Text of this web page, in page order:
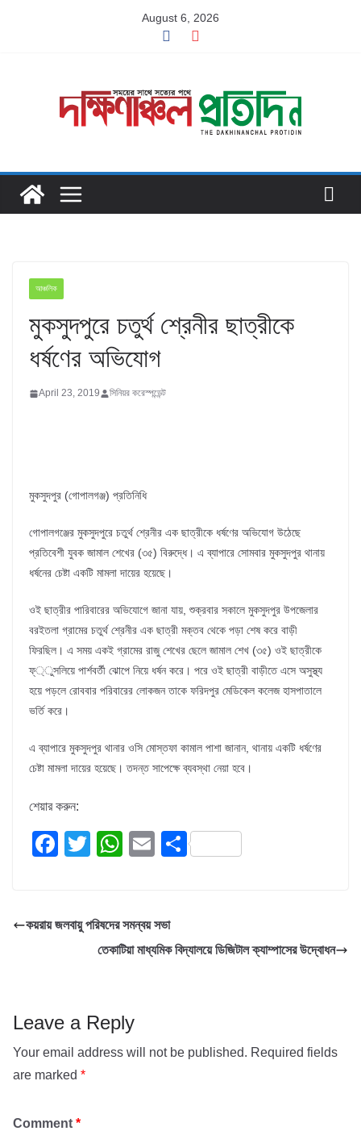
August 6, 2026
আঞ্চলিক
মুকসুদপুরে চতুর্থ শ্রেনীর ছাত্রীকে
ধর্ষণের অভিযোগ
April 23, 2019 সিনিয়র করেস্পন্ডেন্ট
মুকসুদপুর (গোপালগঞ্জ) প্রতিনিধি
গোপালগঞ্জের মুকসুদপুরে চতুর্থ শ্রেনীর এক ছাত্রীকে ধর্ষণের অভিযোগ উঠেছে
প্রতিবেশী যুবক জামাল শেখের (৩৫) বিরুদ্ধে। এ ব্যাপারে সোমবার মুকসুদপুর থানায়
ধর্ষনের চেষ্টা একটি মামলা দায়ের হয়েছে।
ওই ছাত্রীর পারিবারের অভিযোগে জানা যায়, শুক্রবার সকালে মুকসুদপুর উপজেলার
বরইতলা গ্রামের চতুর্থ শ্রেনীর এক ছাত্রী মক্তব থেকে পড়া শেষ করে বাড়ী
ফিরছিল। এ সময় একই গ্রামের রাজু শেখের ছেলে জামাল শেখ (৩৫) ওই ছাত্রীকে
ফ্্ুসলিয়ে পার্শবর্তী ঝোপে নিয়ে ধর্ষন করে। পরে ওই ছাত্রী বাড়ীতে এসে অসুস্থ্য
হয়ে পড়লে রোববার পরিবারের লোকজন তাকে ফরিদপুর মেডিকেল কলেজ হাসপাতালে
ভর্তি করে।
এ ব্যাপারে মুকসুদপুর থানার ওসি মোস্তফা কামাল পাশা জানান, থানায় একটি ধর্ষণের
চেষ্টা মামলা দায়ের হয়েছে। তদন্ত সাপেক্ষে ব্যবস্থা নেয়া হবে।
শেয়ার করুন:
F
e
k
T
er
W
s
A
E S
কয়রায় জলবায়ু পরিষদের সমন্বয় সভা
তেকাটিয়া মাধ্যমিক বিদ্যালয়ে ডিজিটাল ক্যাম্পাসের উদ্বোধন
Leave a Reply
Your email address will not be published. Required fields
are marked *
Comment *